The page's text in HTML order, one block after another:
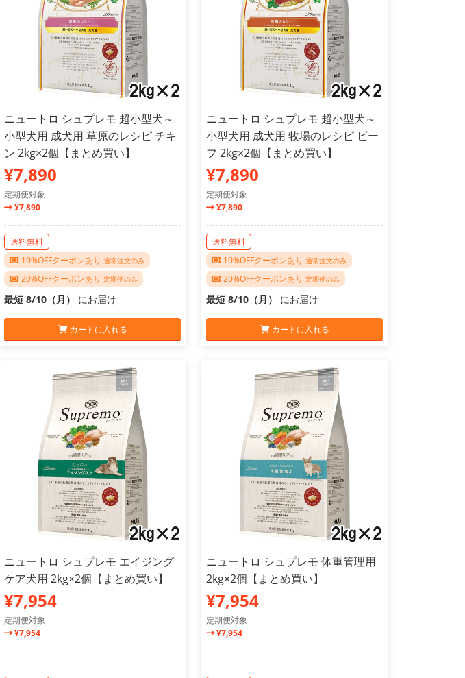
ニュートロ シュプレモ 超小型犬～
小型犬用 成犬用 草原のレシピ チキ
ン 2kg×2個【まとめ買い】
¥7,890
定期便対象
¥7,890
送料無料
10%OFFクーポンあり 通常注文のみ
20%OFFクーポンあり 定期便のみ
最短 8/10（月） にお届け
カートに入れる
ニュートロ シュプレモ 超小型犬～
小型犬用 成犬用 牧場のレシピ ビー
フ 2kg×2個【まとめ買い】
¥7,890
定期便対象
¥7,890
送料無料
10%OFFクーポンあり 通常注文のみ
20%OFFクーポンあり 定期便のみ
最短 8/10（月） にお届け
カートに入れる
ニュートロ シュプレモ エイジング
ケア犬用 2kg×2個【まとめ買い】
¥7,954
定期便対象
¥7,954
ニュートロ シュプレモ 体重管理用
2kg×2個【まとめ買い】
¥7,954
定期便対象
¥7,954